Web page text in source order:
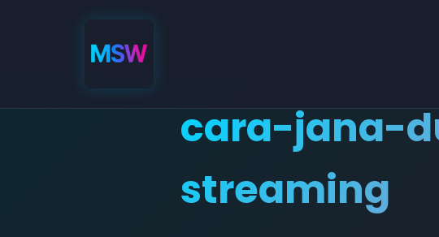
cara-jana-
streaming